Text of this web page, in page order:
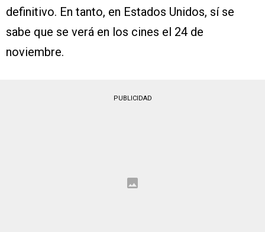
definitivo. En tanto, en Estados Unidos, sí se
sabe que se verá en los cines el 24 de
noviembre.
PUBLICIDAD